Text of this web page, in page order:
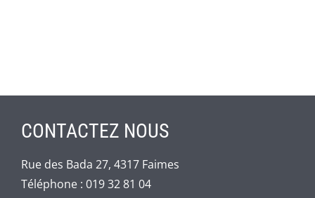
CONTACTEZ NOUS
Rue des Bada 27, 4317 Faimes
Téléphone : 019 32 81 04